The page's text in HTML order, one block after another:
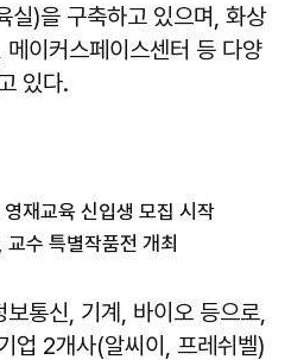
)을 구축하고 있으며, 화상
이커스페이스센터 등 다양
있다.
재교육 신입생 모집 시작
수 특별작품전 개최
통신, 기계, 바이오 등으로,
업 2개사(알씨이, 프레쉬벨)